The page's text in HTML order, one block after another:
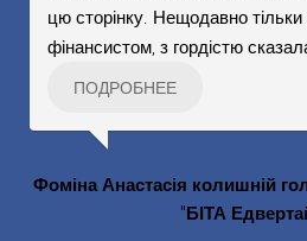
цю сторінку. Нещодавно
фінансистом, з гордістю
ПОДРОБНЕЕ
Фоміна Анастасія колишній
"БІТА